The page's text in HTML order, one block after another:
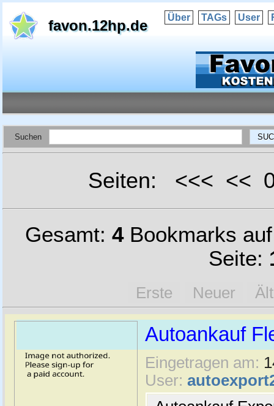
favon.12hp.de Über TAGs User
Suchen
Seiten: <<< <<
Gesamt: 4Bookmarks
Seite:
Erste Neuer
Autoankauf
Eingetragen am:
User: